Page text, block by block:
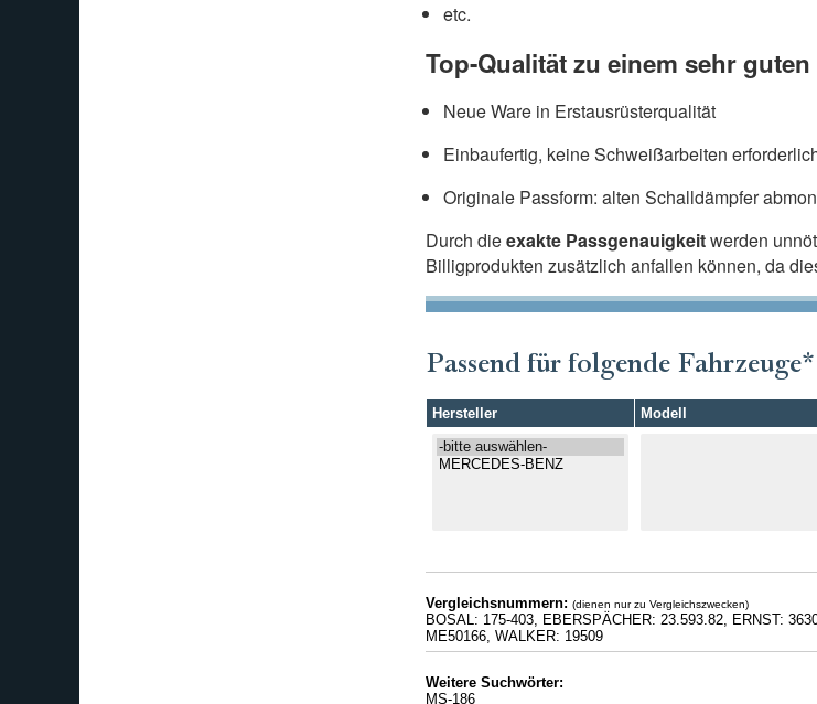
etc.
Top-Qualität zu einem sehr
Neue Ware in Erstausrüsterqualität
Einbaufertig, keine Schweißarbeiten
Originale Passform: alten Schalldämpfer
Durch dieexakte Passgenauigkeitwerden
Billigprodukten zusätzlich anfallen können, da
Passend für folgende
Hersteller Modell
Vergleichsnummern: (dienen nur zu Vergleichszwecken)
BOSAL: 175-403, EBERSPÄCHER: 23.593.82, ERNST:
ME50166, WALKER: 19509
Weitere Suchwörter:
MS-186